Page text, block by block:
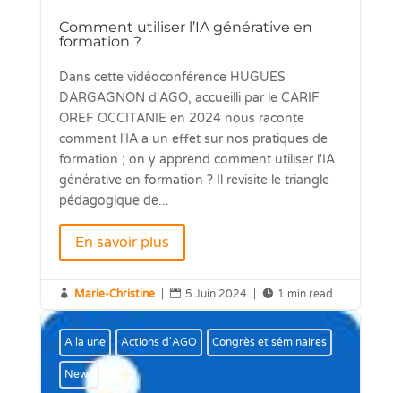
Comment utiliser l’IA générative en
formation ?
Dans cette vidéoconférence HUGUES
DARGAGNON d'AGO, accueilli par le CARIF
OREF OCCITANIE en 2024 nous raconte
comment l'IA a un effet sur nos pratiques de
formation ; on y apprend comment utiliser l'IA
générative en formation ? Il revisite le triangle
pédagogique de...
En savoir plus
 Marie-Christine  5 Juin 2024  1 min read
A la une Actions d'AGO Congrès et séminaires
News